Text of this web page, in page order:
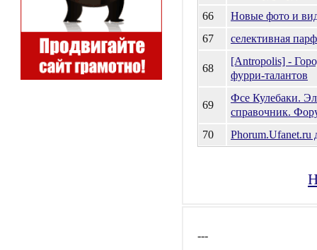
66
Новые фото и
67
селективная
68
[Antropolis] -
фурри-талантов
69
Фсе Кулебаки.
справочник.
70
Phorum.Ufanet.ru
---